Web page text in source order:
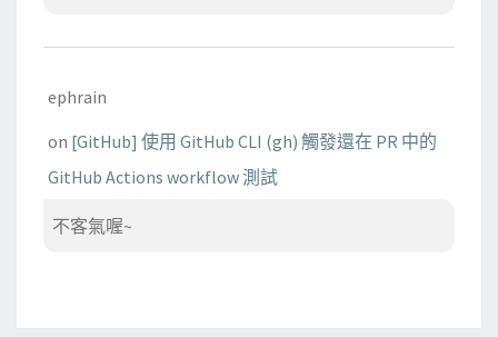
ephrain
on [GitHub] 使用 GitHub CLI (gh) 觸發還在 PR 中的
GitHub Actions workflow 測試
不客氣喔~